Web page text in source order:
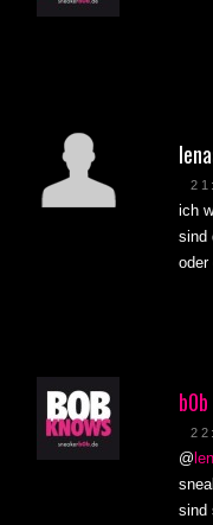
ich
sind
b0b
@
sind